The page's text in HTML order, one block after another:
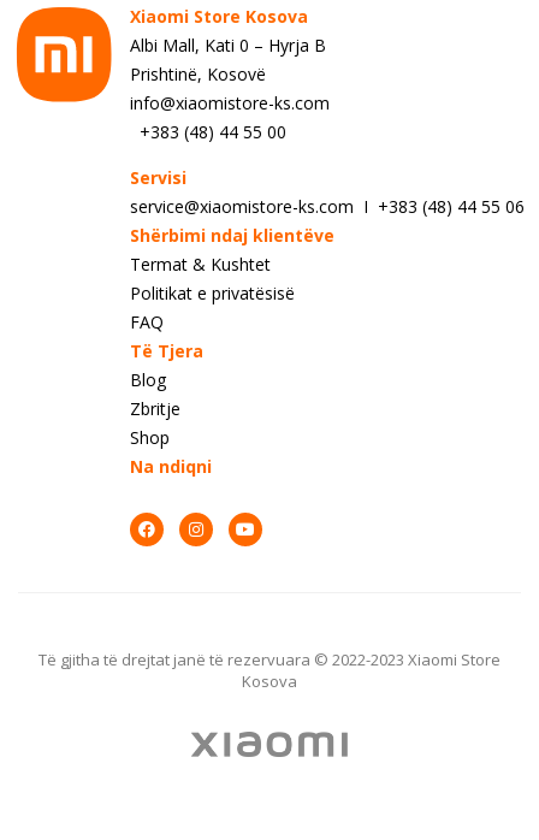
Xiaomi Store Kosova
Albi Mall, Kati 0 – Hyrja B
Prishtinë, Kosovë
info@xiaomistore-ks.com
+383 (48) 44 55 00
Servisi
service@xiaomistore-ks.com I +383 (48) 44 55 06
Shërbimi ndaj klientëve
Termat & Kushtet
Politikat e privatësisë
FAQ
Të Tjera
Blog
Zbritje
Shop
Na ndiqni
Të gjitha të drejtat janë të rezervuara © 2022-2023 Xiaomi Store
Kosova